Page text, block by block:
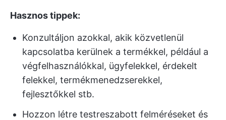
Hasznos tippek:
Konzultáljon azokkal, akik közvetlenül
kapcsolatba kerülnek a termékkel, például a
végfelhasználókkal, ügyfelekkel, érdekelt
felekkel, termékmenedzserekkel,
fejlesztőkkel stb.
Hozzon létre testreszabott felméréseket és